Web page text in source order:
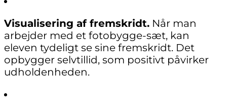
Visualisering af fremskridt. Når man
arbejder med et fotobygge-sæt, kan
eleven tydeligt se sine fremskridt. Det
opbygger selvtillid, som positivt påvirker
udholdenheden.